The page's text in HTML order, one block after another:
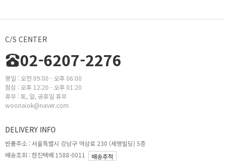
C/S CENTER
02-6207-2276
평일 : 오전 09:00 - 오후 06:00
점심 : 오후 12:20 - 오후 01:20
휴무 : 토, 일, 공휴일 휴무
wooriaiok@naver.com
DELIVERY INFO
반품주소 :서울특별시 강남구 역삼로 230 (세명빌딩) 5층
배송조회 : 한진택배 1588-0011
배송추적